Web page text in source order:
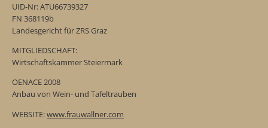
UID-Nr: ATU66739327
FN 368119b
Landesgericht für ZRS Graz
MITGLIEDSCHAFT:
Wirtschaftskammer Steiermark
OENACE 2008
Anbau von Wein- und Tafeltrauben
WEBSITE:www.frauwallner.com